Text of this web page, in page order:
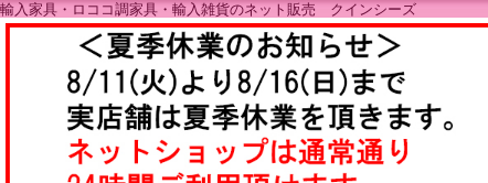
輸入家具・ロココ調家具・輸入雑貨のネット販売 クインシーズ